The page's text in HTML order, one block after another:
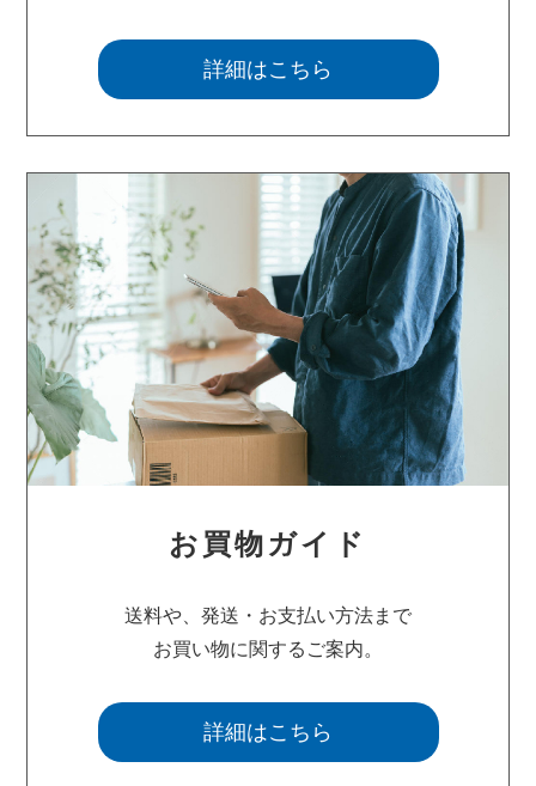
詳細はこちら
お買物ガイド
送料や、発送・お支払い方法まで
お買い物に関するご案内。
詳細はこちら